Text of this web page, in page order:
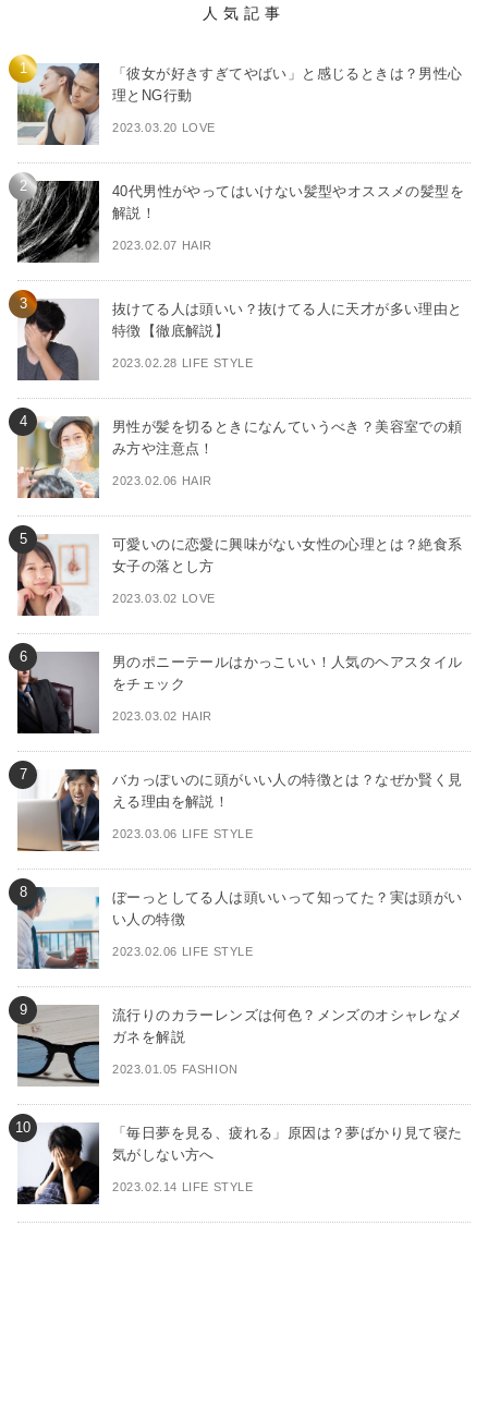
人気記事
「彼女が好きすぎてやばい」と感じるときは？男性心
理とNG行動
2023.03.20 LOVE
40代男性がやってはいけない髪型やオススメの髪型を
解説！
2023.02.07 HAIR
抜けてる人は頭いい？抜けてる人に天才が多い理由と
特徴【徹底解説】
2023.02.28 LIFE STYLE
男性が髪を切るときになんていうべき？美容室での頼
み方や注意点！
2023.02.06 HAIR
可愛いのに恋愛に興味がない女性の心理とは？絶食系
女子の落とし方
2023.03.02 LOVE
男のポニーテールはかっこいい！人気のヘアスタイル
をチェック
2023.03.02 HAIR
バカっぽいのに頭がいい人の特徴とは？なぜか賢く見
える理由を解説！
2023.03.06 LIFE STYLE
ぼーっとしてる人は頭いいって知ってた？実は頭がい
い人の特徴
2023.02.06 LIFE STYLE
流行りのカラーレンズは何色？メンズのオシャレなメ
ガネを解説
2023.01.05 FASHION
「毎日夢を見る、疲れる」原因は？夢ばかり見て寝た
気がしない方へ
2023.02.14 LIFE STYLE